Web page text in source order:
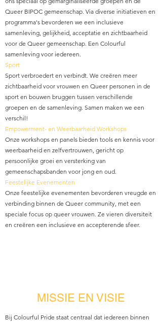
Queer BIPOC gemeenschap. Via diverse initiatieven en
programma's bevorderen we een inclusieve
samenleving, gelijkheid, acceptatie en zichtbaarheid
voor de Queer gemeenschap. Een Colourful
samenleving voor iedereen.​
Sport
Sport verbroedert en verbindt. We creëren meer
zichtbaarheid voor vrouwen en Queer personen in de
sport en bouwen bruggen tussen verschillende
groepen en de samenleving. Samen maken we een
verschil!​
Empowerment- en Weerbaarheid Workshops
Onze workshops en panels bieden tools en kennis voor
weerbaarheid en zelfvertrouwen, gericht op
persoonlijke groei en versterking van
gemeenschapsbanden voor jong en oud.​
Feestelijke Evenementen
Onze feestelijke evenementen bevorderen vreugde en
verbinding binnen de Queer community, met een
speciale focus op queer vrouwen. Ze vieren diversiteit
en creëren een inclusieve en accepterende sfeer.​
MISSIE EN VISIE
Bij Colourful Pride staat centraal dat iedereen binnen